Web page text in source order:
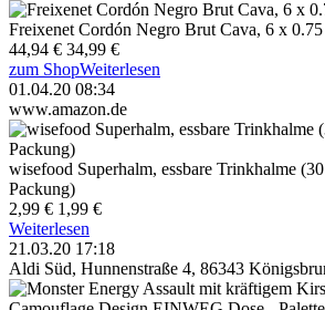
Freixenet Cordón Negro Brut Cava, 6 x
44,94 € 34,99 €
zum ShopWeiterlesen
01.04.20 08:34
www.amazon.de
wisefood Superhalm, essbare Trinkhalme
Packung)
2,99 € 1,99 €
Weiterlesen
21.03.20 17:18
Aldi Süd, Hunnenstraße 4, 86343